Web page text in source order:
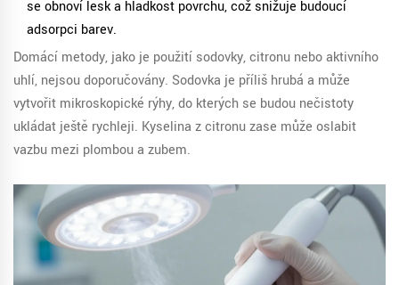
se obnoví lesk a hladkost povrchu, což snižuje budoucí
adsorpci barev.
Domácí metody, jako je použití sodovky, citronu nebo aktivního
uhlí, nejsou doporučovány. Sodovka je příliš hrubá a může
vytvořit mikroskopické rýhy, do kterých se budou nečistoty
ukládat ještě rychleji. Kyselina z citronu zase může oslabit
vazbu mezi plombou a zubem.